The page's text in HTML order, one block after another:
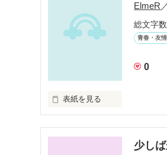
ElmeR
総文字
青春・友情
0
表紙を見る
少し